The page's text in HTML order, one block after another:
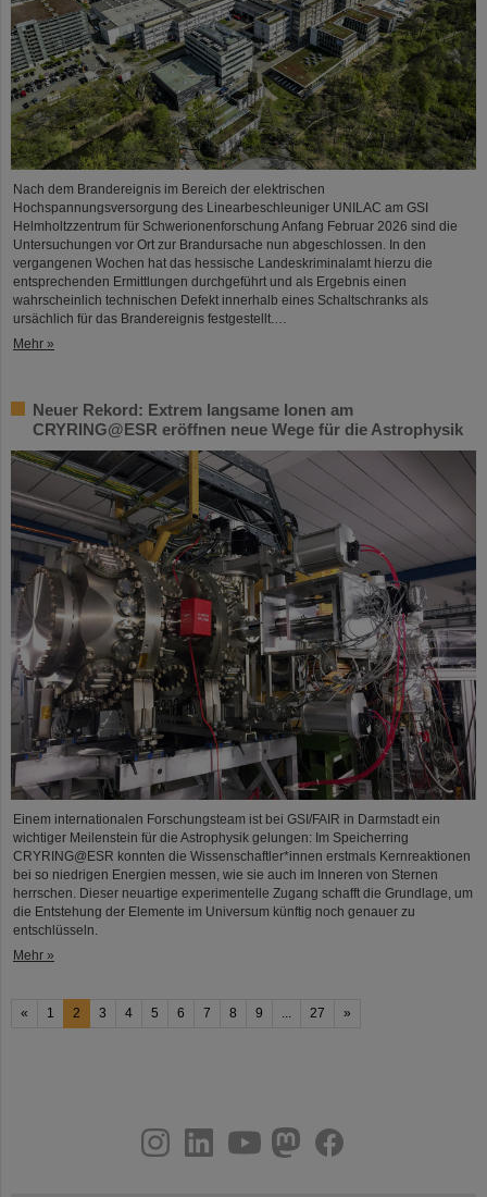
Nach dem Brandereignis im Bereich der elektrischen
Hochspannungsversorgung des Linearbeschleuniger UNILAC am GSI
Helmholtzzentrum für Schwerionenforschung Anfang Februar 2026 sind die
Untersuchungen vor Ort zur Brandursache nun abgeschlossen. In den
vergangenen Wochen hat das hessische Landeskriminalamt hierzu die
entsprechenden Ermittlungen durchgeführt und als Ergebnis einen
wahrscheinlich technischen Defekt innerhalb eines Schaltschranks als
ursächlich für das Brandereignis festgestellt.…
Mehr »
Neuer Rekord: Extrem langsame Ionen am
CRYRING@ESR eröffnen neue Wege für die Astrophysik
Einem internationalen Forschungsteam ist bei GSI/FAIR in Darmstadt ein
wichtiger Meilenstein für die Astrophysik gelungen: Im Speicherring
CRYRING@ESR konnten die Wissenschaftler*innen erstmals Kernreaktionen
bei so niedrigen Energien messen, wie sie auch im Inneren von Sternen
herrschen. Dieser neuartige experimentelle Zugang schafft die Grundlage, um
die Entstehung der Elemente im Universum künftig noch genauer zu
entschlüsseln.
Mehr »
« 1 2 3 4 5 6 7 8 9 ... 27 »
youtubehelmholtz.socialfacebook